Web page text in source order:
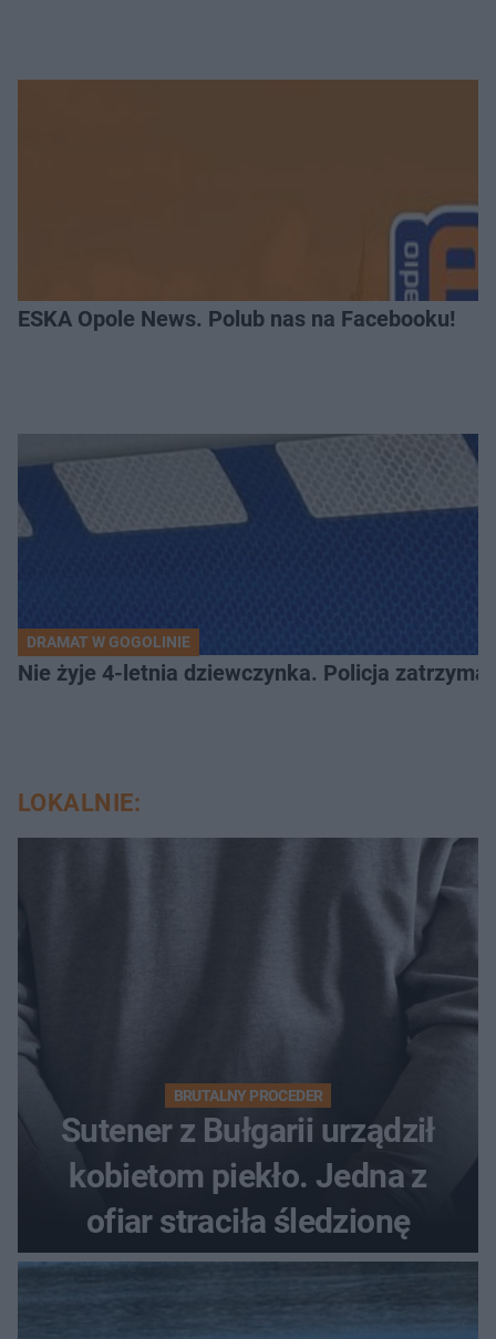
ESKA Opole News. Polub nas na Facebooku!
DRAMAT W GOGOLINIE
Nie żyje 4-letnia dziewczynka. Policja
LOKALNIE:
BRUTALNY PROCEDER
Sutener z Bułgarii urządził
kobietom piekło. Jedna z
ofiar straciła śledzionę